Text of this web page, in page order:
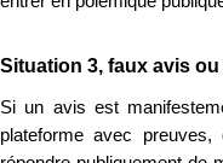
Situation 3, faux avis
Si un avis est
plateforme avec preuves,